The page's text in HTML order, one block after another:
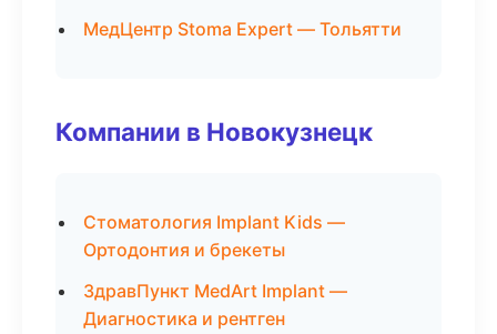
МедЦентр Stoma Expert — Тольятти
Компании в Новокузнецк
Стоматология Implant Kids —
Ортодонтия и брекеты
ЗдравПункт MedArt Implant —
Диагностика и рентген